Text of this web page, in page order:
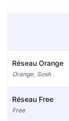
Réseau Orange
Orange, Sosh
Réseau Free
Free